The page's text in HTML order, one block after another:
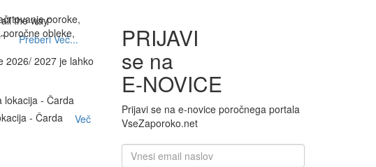
Preberi Več...
2026/ 2027 je lahko
- Čarda Več
PRIJAVI
se na
E-NOVICE
Prijavi se na e-novice poročnega portala
VseZaporoko.net